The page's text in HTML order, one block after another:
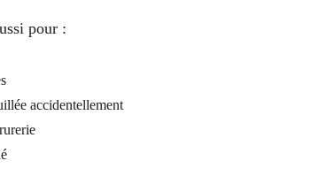
pour :
accidentellement